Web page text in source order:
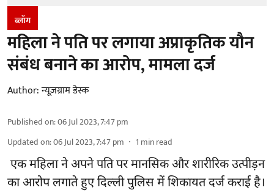
ब्लॉग
महिला ने पति पर लगाया अप्राकृतिक यौन
संबंध बनाने का आरोप, मामला दर्ज
Author:न्यूज़ग्राम डेस्क
Published on:06 Jul 2023, 7:47 pm
Updated on:06 Jul 2023, 7:47 pm 1 min read
एक महिला ने अपने पति पर मानसिक और शारीरिक उत्पीड़न
का आरोप लगाते हुए दिल्ली पुलिस में शिकायत दर्ज कराई है।